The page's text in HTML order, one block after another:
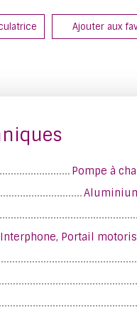
Ajouter aux
Pompe à